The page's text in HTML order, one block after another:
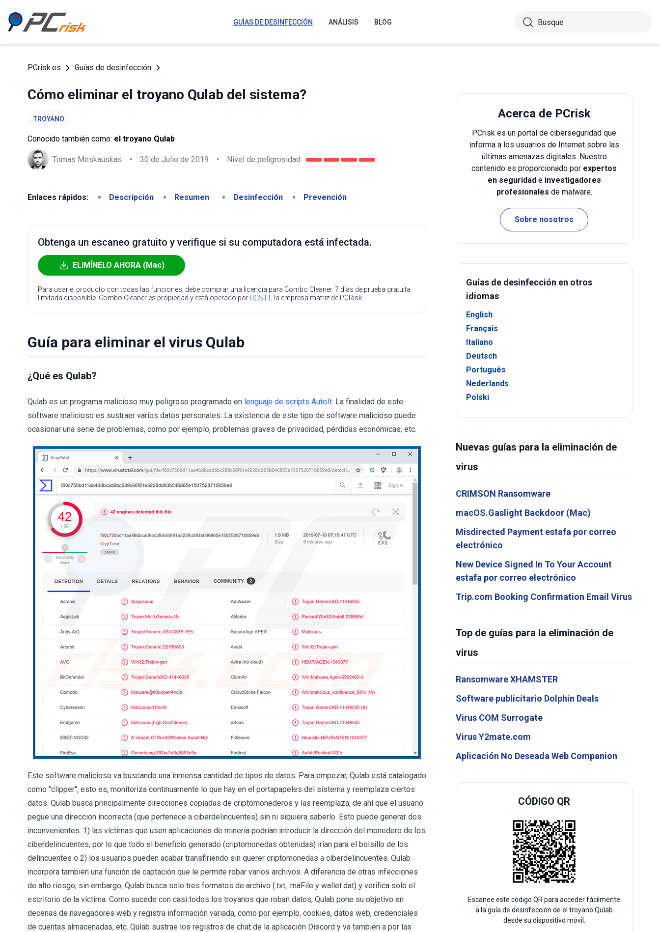
GUÍAS DE DESINFECCIÓN ANÁLISIS BLOG
PCrisk.es Guías de desinfección
Cómo eliminar el troyano Qulab del sistema?
TROYANO
Conocido también como: el troyano Qulab
Tomas Meskauskas • 30 de Julio de 2019 • Nivel de peligrosidad:
Enlaces rápidos: Descripción Resumen Desinfección Prevención
Obtenga un escaneo gratuito y verifique si su computadora está infectada.
ELIMÍNELO AHORA (Mac)
Para usar el producto con todas las funciones, debe comprar una licencia para Combo Cleaner. 7 días de prueba gratuita
limitada disponible. Combo Cleaner es propiedad y está operado por RCS LT, la empresa matriz de PCRisk.
Guía para eliminar el virus Qulab
¿Qué es Qulab?
Qulab es un programa malicioso muy peligroso programado en lenguaje de scripts AutoIt. La finalidad de este
software malicioso es sustraer varios datos personales. La existencia de este tipo de software malicioso puede
ocasionar una serie de problemas, como por ejemplo, problemas graves de privacidad, pérdidas económicas, etc.
Este software malicioso va buscando una inmensa cantidad de tipos de datos. Para empezar, Qulab está catalogado
como "clipper", esto es, monitoriza continuamente lo que hay en el portapapeles del sistema y reemplaza ciertos
datos. Qulab busca principalmente direcciones copiadas de criptomonederos y las reemplaza, de ahí que el usuario
pegue una dirección incorrecta (que pertenece a ciberdelincuentes) sin ni siquiera saberlo. Esto puede generar dos
inconvenientes: 1) las víctimas que usen aplicaciones de minería podrían introducir la dirección del monedero de los
ciberdelincuentes, por lo que todo el beneficio generado (criptomonedas obtenidas) irían para el bolsillo de los
delincuentes o 2) los usuarios pueden acabar transfiriendo sin querer criptomonedas a ciberdelincuentes. Qulab
incorpora también una función de captación que le permite robar varios archivos. A diferencia de otras infecciones
de alto riesgo, sin embargo, Qulab busca solo tres formatos de archivo (.txt, .maFile y wallet.dat) y verifica solo el
escritorio de la víctima. Como sucede con casi todos los troyanos que roban datos, Qulab pone su objetivo en
decenas de navegadores web y registra información variada, como por ejemplo, cookies, datos web, credenciales
de cuentas almacenadas, etc. Qulab sustrae los registros de chat de la aplicación Discord y va también a por las
Acerca de PCrisk
PCrisk es un portal de ciberseguridad que
informa a los usuarios de Internet sobre las
últimas amenazas digitales. Nuestro
contenido es proporcionado por expertos
en seguridade investigadores
profesionales de malware.
Sobre nosotros
Guías de desinfección en otros
idiomas
English
Français
Italiano
Deutsch
Português
Nederlands
Polski
Nuevas guías para la eliminación de
virus
CRIMSON Ransomware
macOS.Gaslight Backdoor (Mac)
Misdirected Payment estafa por correo
electrónico
New Device Signed In To Your Account
estafa por correo electrónico
Trip.com Booking Confirmation Email Virus
Top de guías para la eliminación de
virus
Ransomware XHAMSTER
Software publicitario Dolphin Deals
Virus COM Surrogate
Virus Y2mate.com
Aplicación No Deseada Web Companion
CÓDIGO QR
Escanee este código QR para acceder fácilmente
a la guía de desinfección de el troyano Qulab
desde su dispositivo móvil.